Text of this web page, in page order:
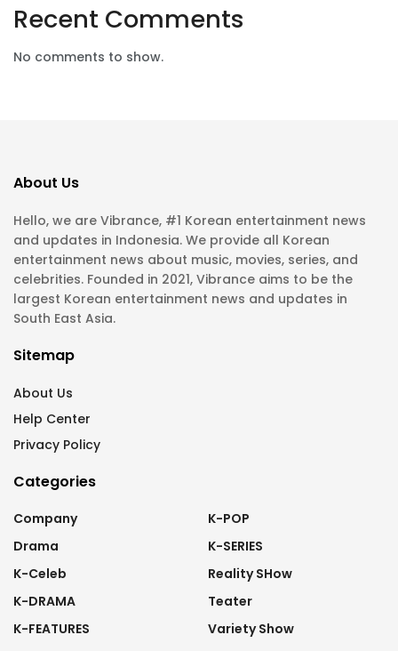
Recent Comments
No comments to show.
About Us
Hello, we are Vibrance, #1 Korean entertainment news
and updates in Indonesia. We provide all Korean
entertainment news about music, movies, series, and
celebrities. Founded in 2021, Vibrance aims to be the
largest Korean entertainment news and updates in
South East Asia.
Sitemap
About Us
Help Center
Privacy Policy
Categories
Company
Drama
K-Celeb
K-DRAMA
K-FEATURES
K-POP
K-SERIES
Reality SHow
Teater
Variety Show